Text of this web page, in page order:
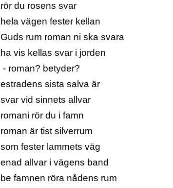
rör du rosens svar
hela vägen fester kellan
Guds rum roman ni ska svara
ha vis kellas svar i jorden
- roman? betyder?
estradens sista salva är
svar vid sinnets allvar
romani rör du i famn
roman är tist silverrum
som fester lammets väg
enad allvar i vägens band
be famnen röra nådens rum